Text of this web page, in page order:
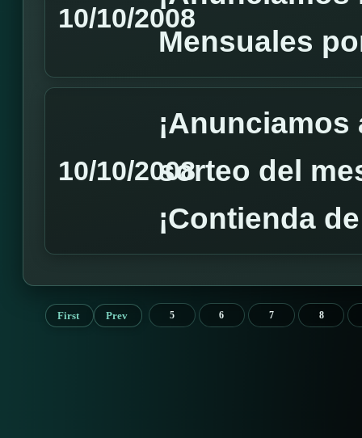
10/10/2008
Mensuales
10/10/2008sorteo del
¡Contienda
First Prev 5 6 7 8